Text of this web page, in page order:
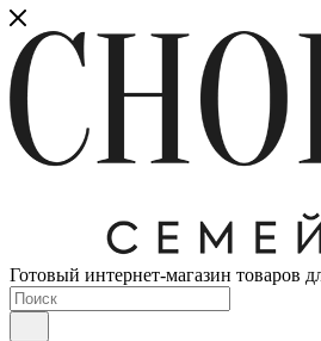
Готовый интернет-магазин товаров